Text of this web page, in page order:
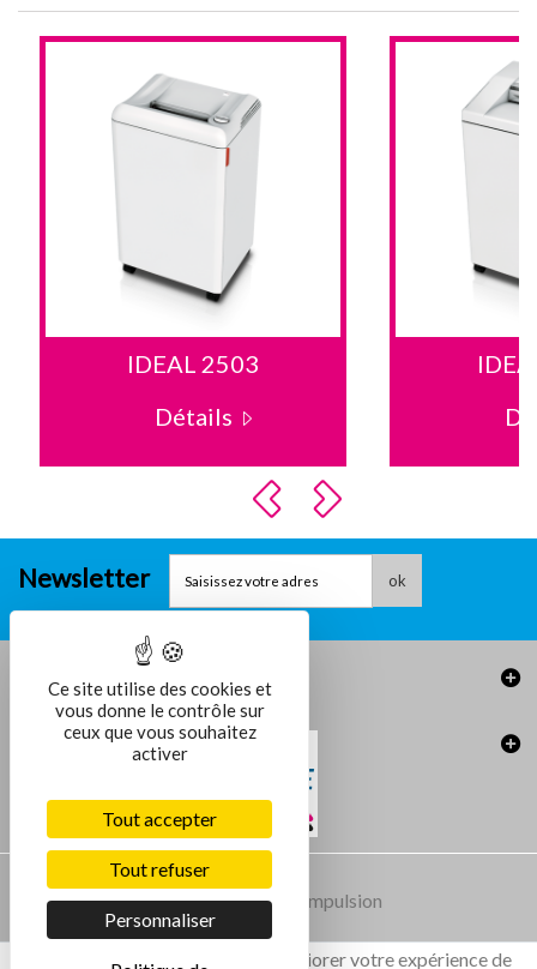
IDEAL 2503
Détails
Newsletter ok
Informations
Conception et réalisation :Agence Impulsion
Ce site utilise des cookies pour améliorer votre expérience de
Ce site utilise des cookies et
vous donne le contrôle sur
ceux que vous souhaitez
activer
Tout accepter
Tout refuser
Personnaliser